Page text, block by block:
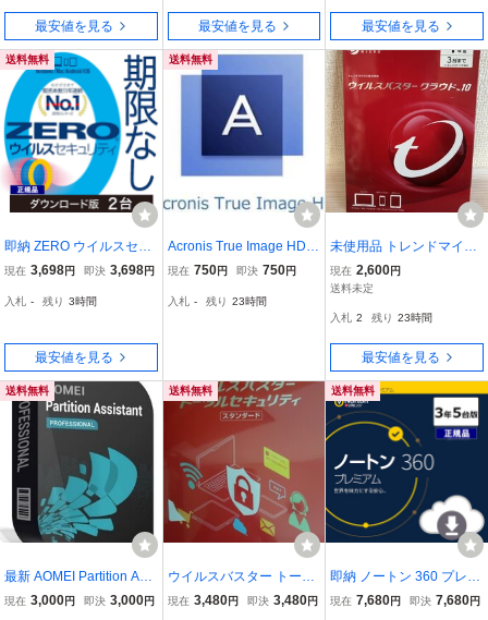
イルス対策ソフト ソース
ネクスト 3台版
最安値を見る
ソフト ウイルス対策 ソー
スネクスト 3台版
最安値を見る
イルス対策ソフト ソース
ネクスト 1台版
最安値を見る
送料無料
即納 ZERO ウイルスセキ
ュリティ 2台用 期限なし
s Mac iOS Android対応 ウ
ネクスト 2台版
現在 3,698円 即決 3,698円
入札 - 残り 3時間
最安値を見る
送料無料
Acronis True Image HD 2
022 永続ライセンス 日本
ーン 作成 コピー
現在 750円 即決 750円
入札 - 残り 23時間
未使用品 トレンドマイク
ロ ウイルスバスター クラ
ウド 10 1年版 3台まで
現在 2,600円
送料未定
入札 2 残り 23時間
最安値を見る
送料無料
最新 AOMEI Partition Assi
stant Professional 永久利
現在 3,000円 即決 3,000円
送料無料
ウイルスバスター トータ
ルセキュリティ スタンダ
現在 3,480円 即決 3,480円
送料無料
即納 ノートン 360 プレミ
アム 3年5台版 (ダウンロ
現在 7,680円 即決 7,680円